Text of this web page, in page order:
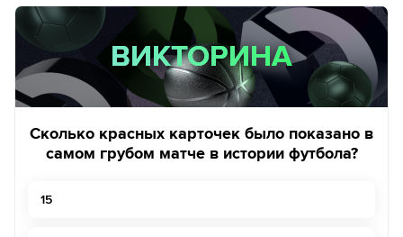
ВИКТОРИНА
ВИКТОРИНА
Сколько красных карточек было показано в
самом грубом матче в истории футбола?
15